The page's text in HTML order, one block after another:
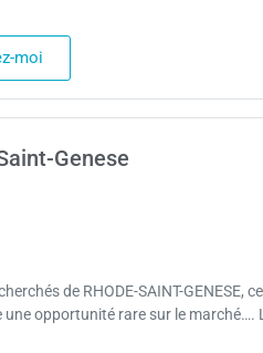
moi
Genese
de RHODE-SAINT-GENESE, ce
opportunité rare sur le marché….